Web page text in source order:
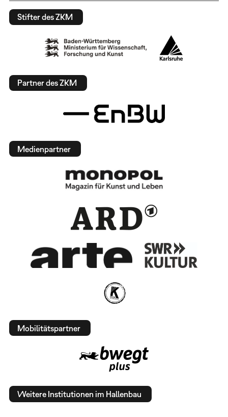
Stifter des ZKM
Partner des ZKM
Medienpartner
Mobilitätspartner
Weitere Institutionen im Hallenbau